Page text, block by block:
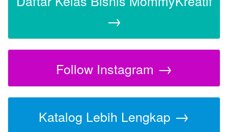
→
Follow Instagram →
Katalog Lebih Lengkap →